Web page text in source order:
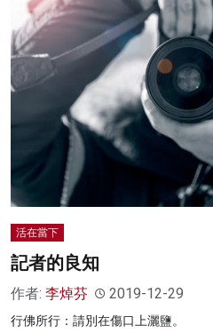
活在當下
記者的良知
作者: 李焯芬 2019-12-29
行佛所行：請別在傷口上灑鹽。